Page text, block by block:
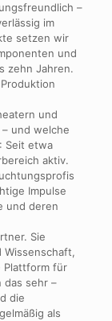
–
im
setzen wir
und
zehn Jahren.
und
und welche
Seit etwa
aktiv.
Impulse
und deren
Sie
Wissenschaft,
Plattform für
das sehr –
die
als